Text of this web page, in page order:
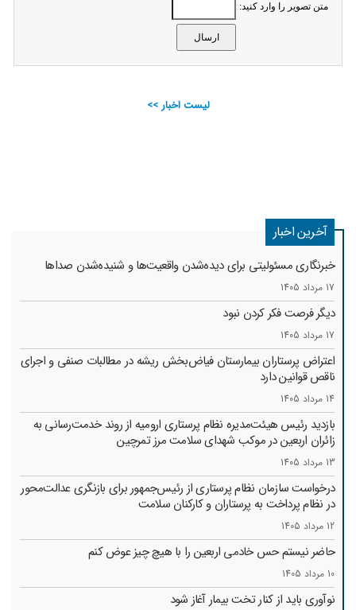
متن تصویر را وارد کنید:
لیست اخبار >>
آخرین اخبار
خبرنگاری مسئولیتی برای دیده‌شدن واقعیت‌ها و شنیده‌شدن صداها
17 مرداد 1405
دیگر فرصت فکر کردن نبود
17 مرداد 1405
اعتراض پرستاران بیمارستان فیاض‌بخش ریشه در مطالبات صنفی و اجرای
ناقص قوانین دارد
14 مرداد 1405
بازدید رئیس هیئت‌مدیره نظام پرستاری ارومیه از روند خدمت‌رسانی به
زائران اربعین در موکب شهدای سلامت مرز تمرچین
13 مرداد 1405
درخواست سازمان نظام پرستاری از رئیس‌جمهور برای بازنگری عدالت‌محور
در نظام پرداخت به پرستاران و کارکنان سلامت
12 مرداد 1405
حاضر نیستم حس خادمی اربعین را با هیچ چیز عوض کنم
10 مرداد 1405
نوآوری باید از کنار تخت بیمار آغاز شود